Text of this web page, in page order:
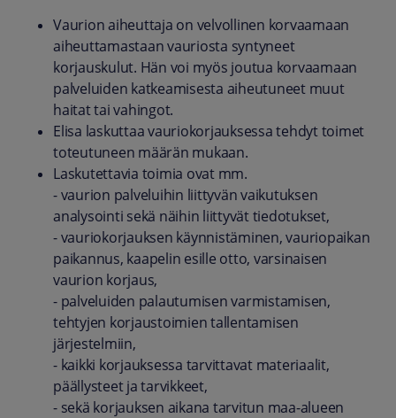
Vaurion aiheuttaja on velvollinen korvaamaan
aiheuttamastaan vauriosta syntyneet
korjauskulut. Hän voi myös joutua korvaamaan
palveluiden katkeamisesta aiheutuneet muut
haitat tai vahingot.
Elisa laskuttaa vauriokorjauksessa tehdyt toimet
toteutuneen määrän mukaan.
Laskutettavia toimia ovat mm.
- vaurion palveluihin liittyvän vaikutuksen
analysointi sekä näihin liittyvät tiedotukset,
- vauriokorjauksen käynnistäminen, vauriopaikan
paikannus, kaapelin esille otto, varsinaisen
vaurion korjaus,
- palveluiden palautumisen varmistamisen,
tehtyjen korjaustoimien tallentamisen
järjestelmiin,
- kaikki korjauksessa tarvittavat materiaalit,
päällysteet ja tarvikkeet,
- sekä korjauksen aikana tarvitun maa-alueen